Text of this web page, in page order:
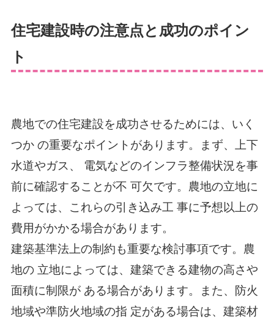
住宅建設時の注意点と成功のポイン
ト
農地での住宅建設を成功させるためには、いく
つか の重要なポイントがあります。まず、上下
水道やガス、 電気などのインフラ整備状況を事
前に確認することが不 可欠です。農地の立地に
よっては、これらの引き込み工 事に予想以上の
費用がかかる場合があります。
建築基準法上の制約も重要な検討事項です。農
地の 立地によっては、建築できる建物の高さや
面積に制限が ある場合があります。また、防火
地域や準防火地域の指 定がある場合は、建築材